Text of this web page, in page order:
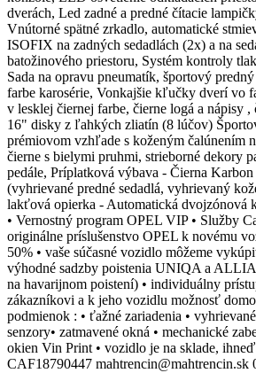
dverách, Led zadné a predné čítacie
Vnútorné spätné zrkadlo, automatické
ISOFIX na zadných sedadlách (2x) a na
batožinového priestoru, Systém kontroly
Sada na opravu pneumatík, športový
farbe karosérie, Vonkajšie kľučky dverí vo
v lesklej čiernej farbe, čierne logá a nápisy ,
16" disky z ľahkých zliatín (8 lúčov)
prémiovom vzhľade s koženým čalúnením
čierne s bielymi pruhmi, strieborné dekory
pedále, Príplatková výbava - Čierna Karbon
(vyhrievané predné sedadlá, vyhrievaný
lakťová opierka - Automatická dvojzónová
• Vernostný program OPEL VIP • Služby
originálne príslušenstvo OPEL k novému
50% • vaše súčasné vozidlo môžeme
výhodné sadzby poistenia UNIQA a
na havarijnom poistení) • individuálny
zákazníkovi a k jeho vozidlu možnosť
podmienok : • ťažné zariadenia •
senzory• zatmavené okná • mechanické
okien Vin Print • vozidlo je na sklade,
CAF18790447 mahtrencin@mahtrencin.sk